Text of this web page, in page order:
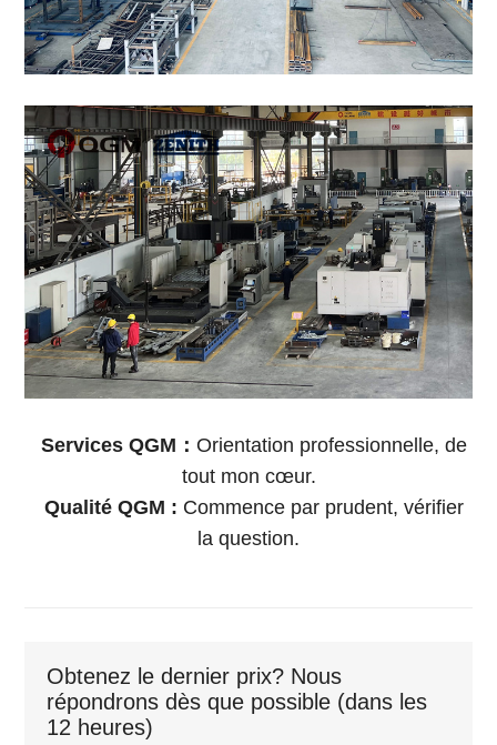
Services QGM： Orientation professionnelle, de
tout mon cœur.
Qualité QGM : Commence par prudent, vérifier
la question.
Obtenez le dernier prix? Nous
répondrons dès que possible (dans les
12 heures)